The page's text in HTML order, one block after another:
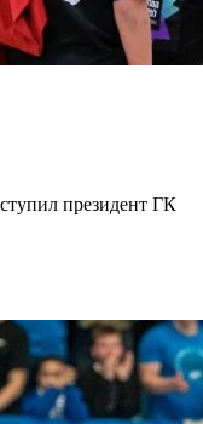
президент ГК